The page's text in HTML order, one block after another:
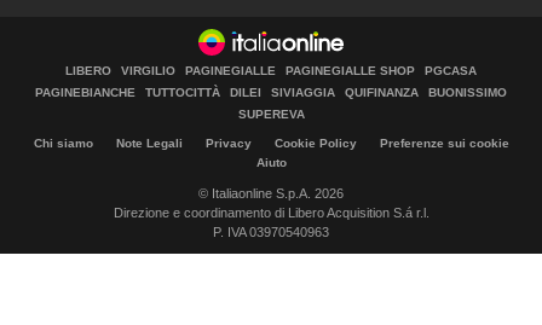
LIBERO VIRGILIO PAGINEGIALLE PAGINEGIALLE SHOP
PGCASA
PAGINEBIANCHE
TUTTOCITTÀ DILEI SIVIAGGIA QUIFINANZA
BUONISSIMO
SUPEREVA
Chi siamo Note Legali Privacy Cookie Policy
Preferenze sui cookie
Aiuto
© Italiaonline S.p.A. 2026
Direzione e coordinamento di Libero Acquisition S.á r.l.
P. IVA 03970540963